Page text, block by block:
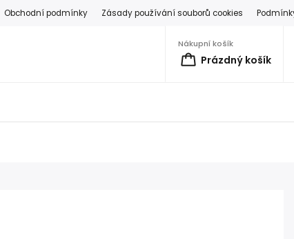
Obchodní podmínky Zásady používání souborů cookies
Nákupní košík
Prázdný košík